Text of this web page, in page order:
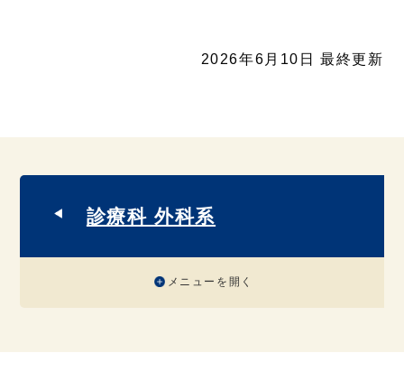
2026年6月10日 最終更新
診療科 外科系
メニューを開く